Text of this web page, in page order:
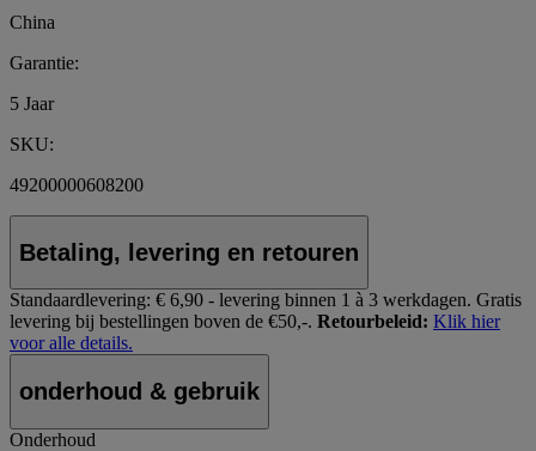
China
Garantie:
5 Jaar
SKU:
49200000608200
Betaling, levering en retouren
Standaardlevering: € 6,90 - levering binnen 1 à 3 werkdagen. Gratis
levering bij bestellingen boven de €50,-. Retourbeleid: Klik hier
voor alle details.
onderhoud & gebruik
Onderhoud